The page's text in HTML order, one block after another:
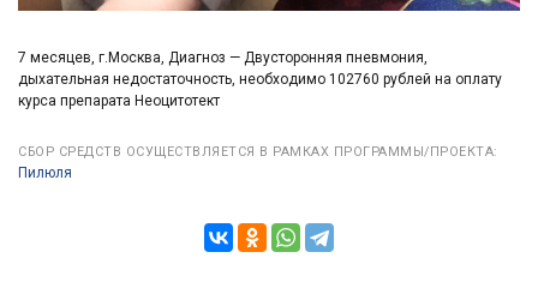
7 месяцев, г.Москва, Диагноз — Двусторонняя пневмония,
дыхательная недостаточность, необходимо 102760 рублей на оплату
курса препарата Неоцитотект
СБОР СРЕДСТВ ОСУЩЕСТВЛЯЕТСЯ В РАМКАХ ПРОГРАММЫ/ПРОЕКТА:
Пилюля